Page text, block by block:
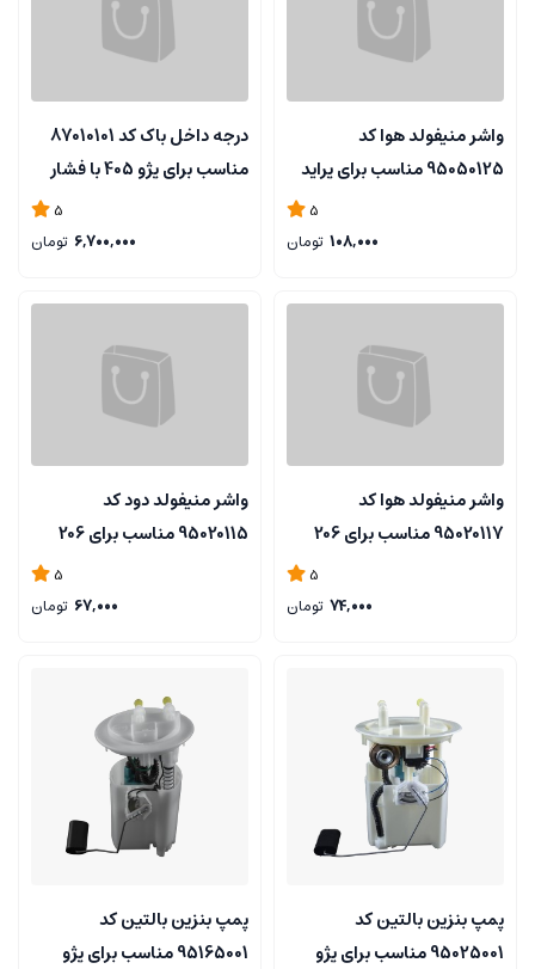
واشر منیفولد هوا کد
95050125 مناسب برای پراید
5
108,000 تومان
درجه داخل باک کد 87010101
مناسب برای پژو 405 با فشار
5
6,700,000 تومان
واشر منیفولد هوا کد
95020117 مناسب برای 206
5
74,000 تومان
واشر منیفولد دود کد
95020115 مناسب برای 206
5
67,000 تومان
پمپ بنزین بالتین کد
95025001 مناسب برای پژو
پمپ بنزین بالتین کد
95165001 مناسب برای پژو